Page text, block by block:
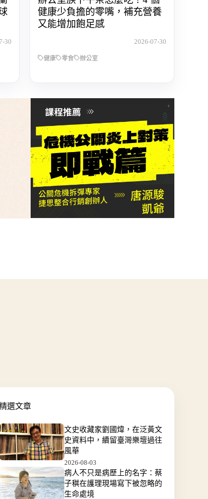
30
健康少負擔的零嘴，補充營養
又能增加飽足感
2026-07-30
健康 零食 辦公室
選文章
文史收藏家劉國煒，在泛黃文
史資料中，續留臺灣樂壇過往
風華
2026-08-03
病人不只是病歷上的名字：蔡
子稘在護理現場寫下被忽略的
生命處境